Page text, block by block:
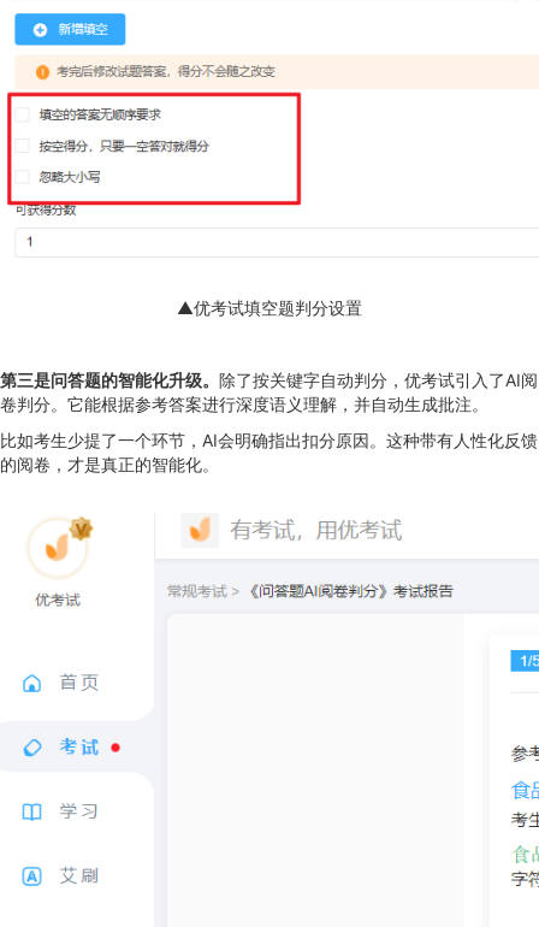
▲优考试填空题判分设置
第三是问答题的智能化升级。 除了按关键字自动判分，优考试引入了AI阅
卷判分。它能根据参考答案进行深度语义理解，并自动生成批注。
比如考生少提了一个环节，AI会明确指出扣分原因。这种带有人性化反馈
的阅卷，才是真正的智能化。